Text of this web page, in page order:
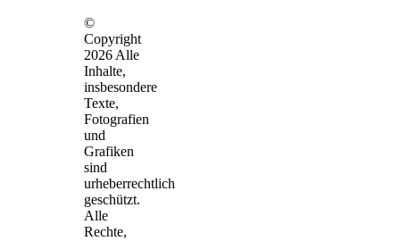
©
Copyright
2026 Alle
Inhalte,
insbesondere
Texte,
Fotografien
und
Grafiken
sind
urheberrechtlich
geschützt.
Alle
Rechte,